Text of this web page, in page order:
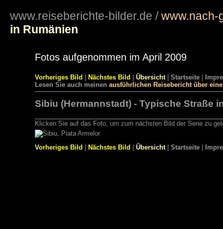
www.reiseberichte-bilder.de /www.nach-
in Rumänien
Fotos aufgenommen im April 2009
Vorheriges Bild | Nächstes Bild | Übersicht| Startseite |
Lesen Sie auch meinen ausführlichen Reisebericht über
Sibiu (Hermannstadt) - Typische Straße
Klicken Sie auf das Foto, um zum nächsten Bild der Serie zu
Vorheriges Bild Nächstes Bild Übersicht| Startseite